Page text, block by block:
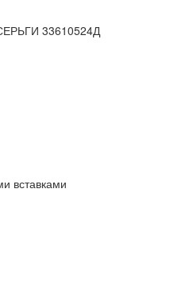
33610524Д
вставками